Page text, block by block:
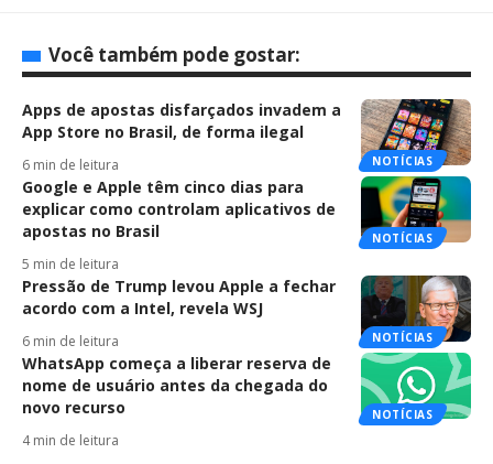
Você também pode gostar:
NOTÍCIAS
Apps de apostas disfarçados invadem a
App Store no Brasil, de forma ilegal
6 min de leitura
NOTÍCIAS
Google e Apple têm cinco dias para
explicar como controlam aplicativos de
apostas no Brasil
5 min de leitura
NOTÍCIAS
Pressão de Trump levou Apple a fechar
acordo com a Intel, revela WSJ
6 min de leitura
NOTÍCIAS
WhatsApp começa a liberar reserva de
nome de usuário antes da chegada do
novo recurso
4 min de leitura